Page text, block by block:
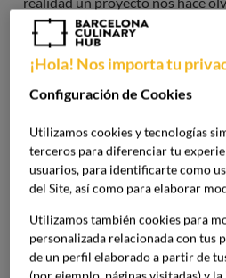
decisiones estratégicas. En este
cuáles son los
frecuentes y cómo evitarlos.
de lo que parece?
Tener una buena idea y sentir
imprescindible, pero no
logre triunfar. La hostelería es
de cierres en los primeros dos
aunque parezca que montar un
¡Hola! Nos importa tu
Configuración de Cookies
Utilizamos cookies y tecnologías
terceros para diferenciar tu
usuarios, para identificarte como
del Site, así como para elaborar
Utilizamos también cookies para
personalizada relacionada con tus
de un perfil elaborado a partir de